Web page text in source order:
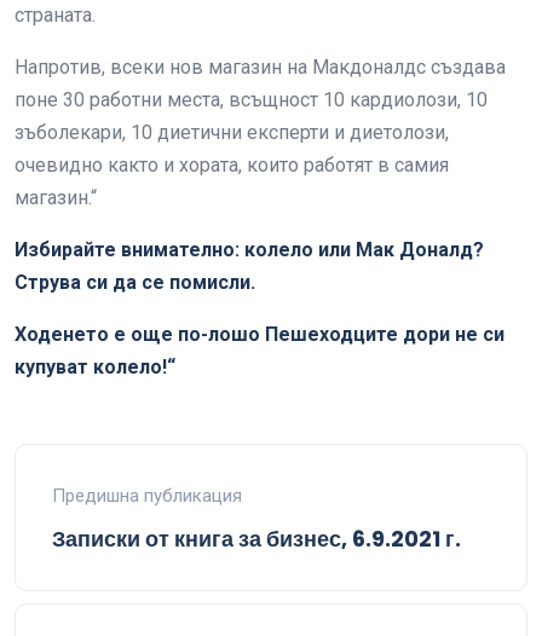
страната.
Напротив, всеки нов магазин на Макдоналдс създава
поне 30 работни места, всъщност 10 кардиолози, 10
зъболекари, 10 диетични експерти и диетолози,
очевидно както и хората, които работят в самия
магазин.“
Избирайте внимателно: колело или Мак Доналд?
Струва си да се помисли.
Ходенето е още по-лошо Пешеходците дори не си
купуват колело!“
Предишна публикация
Записки от книга за бизнес, 6.9.2021 г.